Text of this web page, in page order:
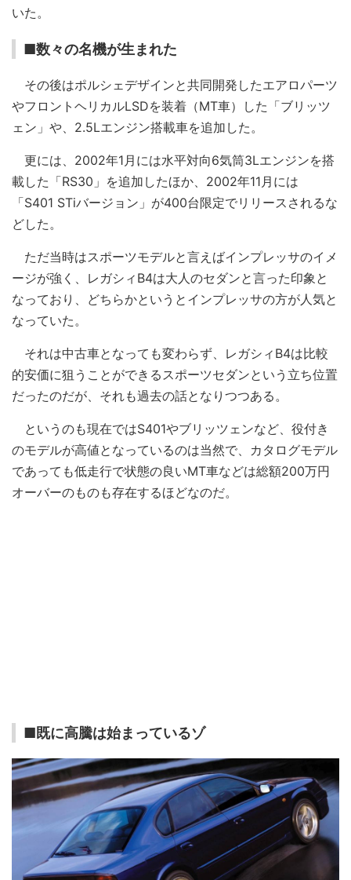
いた。
■数々の名機が生まれた
その後はポルシェデザインと共同開発したエアロパーツ
やフロントヘリカルLSDを装着（MT車）した「ブリッツ
ェン」や、2.5Lエンジン搭載車を追加した。
更には、2002年1月には水平対向6気筒3Lエンジンを搭
載した「RS30」を追加したほか、2002年11月には
「S401 STiバージョン」が400台限定でリリースされるな
どした。
ただ当時はスポーツモデルと言えばインプレッサのイメ
ージが強く、レガシィB4は大人のセダンと言った印象と
なっており、どちらかというとインプレッサの方が人気と
なっていた。
それは中古車となっても変わらず、レガシィB4は比較
的安価に狙うことができるスポーツセダンという立ち位置
だったのだが、それも過去の話となりつつある。
というのも現在ではS401やブリッツェンなど、役付き
のモデルが高値となっているのは当然で、カタログモデル
であっても低走行で状態の良いMT車などは総額200万円
オーバーのものも存在するほどなのだ。
■既に高騰は始まっているゾ